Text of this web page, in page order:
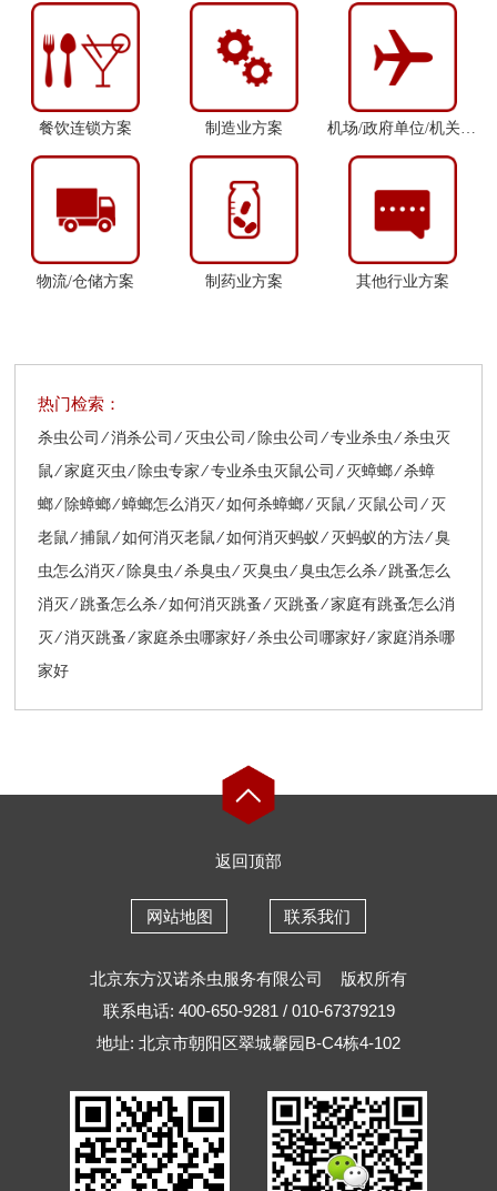
餐饮连锁方案 制造业方案
物流/仓储方案 制药业方案 其他行业方案
热门检索：
杀虫公司 ∕ 消杀公司 ∕ 灭虫公司 ∕ 除虫公司 ∕ 专业杀虫 ∕ 杀虫灭
鼠 ∕ 家庭灭虫 ∕ 除虫专家 ∕ 专业杀虫灭鼠公司 ∕ 灭蟑螂 ∕ 杀蟑
螂 ∕ 除蟑螂 ∕ 蟑螂怎么消灭 ∕ 如何杀蟑螂 ∕ 灭鼠 ∕ 灭鼠公司 ∕ 灭
老鼠 ∕ 捕鼠 ∕ 如何消灭老鼠 ∕ 如何消灭蚂蚁 ∕ 灭蚂蚁的方法 ∕ 臭
虫怎么消灭 ∕ 除臭虫 ∕ 杀臭虫 ∕ 灭臭虫 ∕ 臭虫怎么杀 ∕ 跳蚤怎么
消灭 ∕ 跳蚤怎么杀 ∕ 如何消灭跳蚤 ∕ 灭跳蚤 ∕ 家庭有跳蚤怎么消
灭 ∕ 消灭跳蚤 ∕ 家庭杀虫哪家好 ∕ 杀虫公司哪家好 ∕ 家庭消杀哪
家好
返回顶部
网站地图 联系我们
北京东方汉诺杀虫服务有限公司
版权所有
联系电话: 400-650-9281 / 010-67379219
地址: 北京市朝阳区翠城馨园B-C4栋4-102